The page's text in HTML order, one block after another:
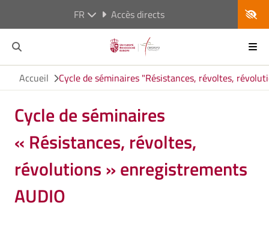
FR Accès directs
Accueil Cycle de séminaires "Résistances, révoltes,
Cycle de séminaires
« Résistances, révoltes,
révolutions » enregistrements
AUDIO